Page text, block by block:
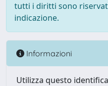
tutti i diritti sono
indicazione.
Informazioni
Utilizza questo